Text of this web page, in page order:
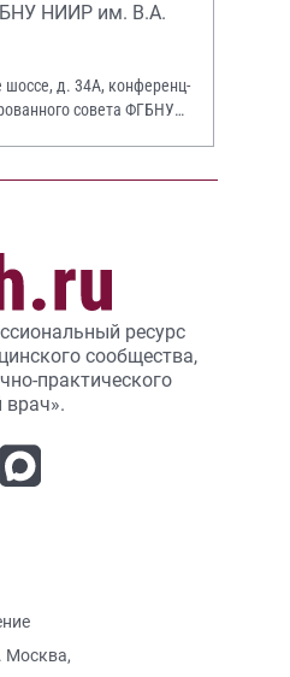
НИИР им. В.А.
д. 34А, конференц-
совета ФГБНУ
ресурс
сообщества,
практического
Москва,